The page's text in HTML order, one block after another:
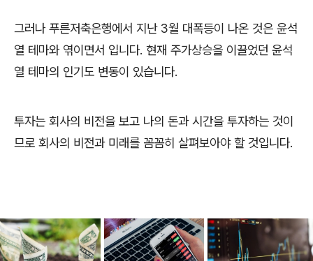
그러나 푸른저축은행에서 지난 3월 대폭등이 나온 것은 윤석
열 테마와 엮이면서 입니다. 현재 주가상승을 이끌었던 윤석
열 테마의 인기도 변동이 있습니다.
투자는 회사의 비전을 보고 나의 돈과 시간을 투자하는 것이
므로 회사의 비전과 미래를 꼼꼼히 살펴보아야 할 것입니다.